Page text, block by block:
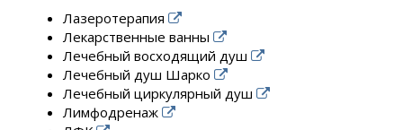
Лазеротерапия
Лекарственные ванны
Лечебный восходящий душ
Лечебный душ Шарко
Лечебный циркулярный душ
Лимфодренаж